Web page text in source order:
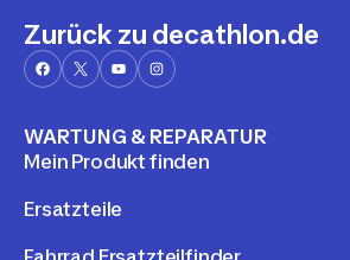
Zurück zu decathlon.de
WARTUNG & REPARATUR
Mein Produkt finden
Ersatzteile